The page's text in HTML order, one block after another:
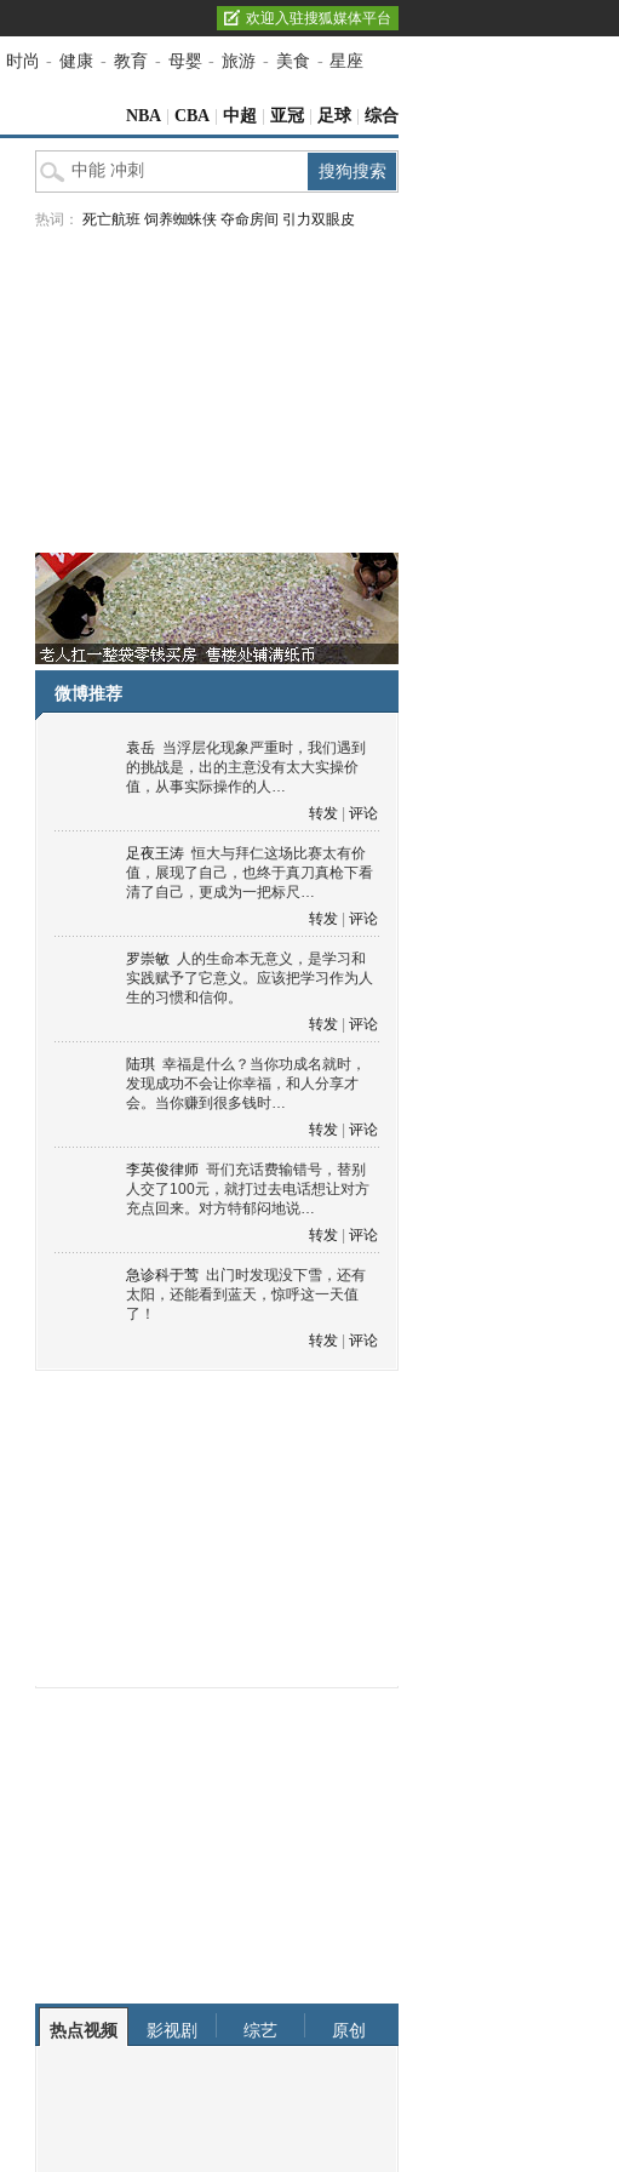
欢迎入驻搜狐媒体平台
时尚 - 健康 - 教育 - 母婴 - 旅游 - 美食 - 星座
NBA CBA 中超 亚冠 足球 综合
热词： 死亡航班 饲养蜘蛛侠 夺命房间 引力双眼皮
微博推荐
袁岳 当浮层化现象严重时，我们遇到
的挑战是，出的主意没有太大实操价
值，从事实际操作的人…
转发
评论
足夜王涛 恒大与拜仁这场比赛太有价
值，展现了自己，也终于真刀真枪下看
清了自己，更成为一把标尺…
转发
评论
罗崇敏 人的生命本无意义，是学习和
实践赋予了它意义。应该把学习作为人
生的习惯和信仰。
转发
评论
陆琪 幸福是什么？当你功成名就时，
发现成功不会让你幸福，和人分享才
会。当你赚到很多钱时…
转发
评论
李英俊律师 哥们充话费输错号，替别
人交了100元，就打过去电话想让对方
充点回来。对方特郁闷地说…
转发
评论
急诊科于莺 出门时发现没下雪，还有
太阳，还能看到蓝天，惊呼这一天值
了！
转发
评论
热点视频 影视剧 综艺 原创